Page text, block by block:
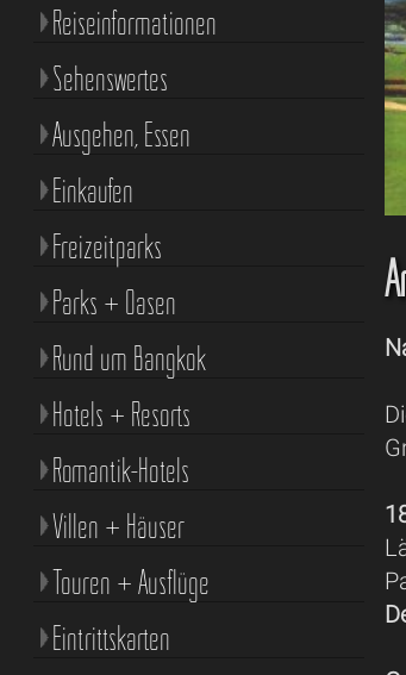
Reiseinformationen
Sehenswertes
Ausgehen, Essen
Einkaufen
Freizeitparks
Parks + Oasen
Rund um Bangkok
Hotels + Resorts
Romantik-Hotels
Villen + Häuser
Touren + Ausflüge
Eintrittskarten